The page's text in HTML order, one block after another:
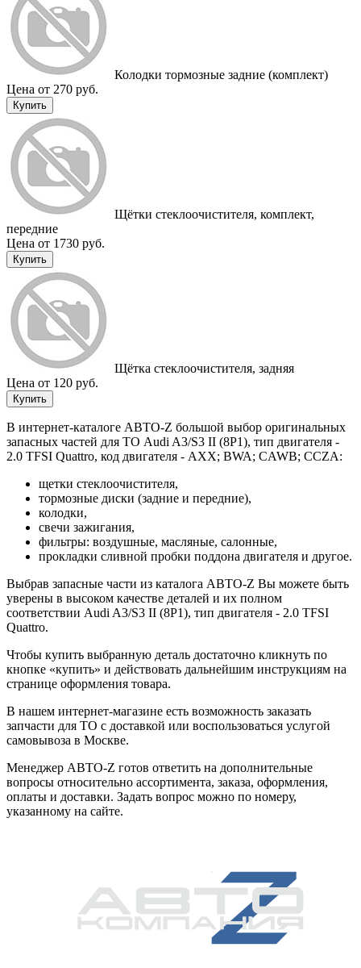
Колодки тормозные задние (комплект)
Цена от 270 руб.
Купить
Щётки стеклоочистителя, комплект,
передние
Цена от 1730 руб.
Купить
Щётка стеклоочистителя, задняя
Цена от 120 руб.
Купить
В интернет-каталоге АВТО-Z большой выбор оригинальных
запасных частей для ТО Audi A3/S3 II (8P1), тип двигателя -
2.0 TFSI Quattro, код двигателя - AXX; BWA; CAWB; CCZA:
щетки стеклоочистителя,
тормозные диски (задние и передние),
колодки,
свечи зажигания,
фильтры: воздушные, масляные, салонные,
прокладки сливной пробки поддона двигателя и другое.
Выбрав запасные части из каталога АВТО-Z Вы можете быть
уверены в высоком качестве деталей и их полном
соответствии Audi A3/S3 II (8P1), тип двигателя - 2.0 TFSI
Quattro.
Чтобы купить выбранную деталь достаточно кликнуть по
кнопке «купить» и действовать дальнейшим инструкциям на
странице оформления товара.
В нашем интернет-магазине есть возможность заказать
запчасти для ТО с доставкой или воспользоваться услугой
самовывоза в Москве.
Менеджер АВТО-Z готов ответить на дополнительные
вопросы относительно ассортимента, заказа, оформления,
оплаты и доставки. Задать вопрос можно по номеру,
указанному на сайте.